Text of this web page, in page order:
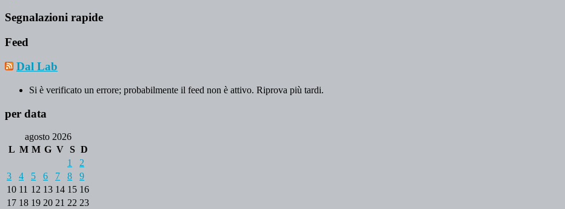
Segnalazioni rapide
Feed
Dal Lab
Si è verificato un errore; probabilmente il feed non è attivo. Riprova più tardi.
per data
agosto 2026
L M M G V S D
1
2
3
4 5 6 7 8
9
10 11 12 13 14 15 16
17 18 19 20 21 22 23